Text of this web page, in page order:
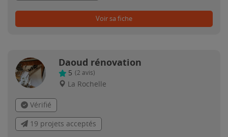
Voir sa fiche
Daoud rénovation
5 (2 avis)
La Rochelle
Vérifié
19 projets acceptés